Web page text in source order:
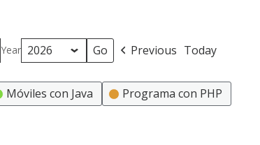
Year Previous Today
Móviles con Java
Programa con PHP